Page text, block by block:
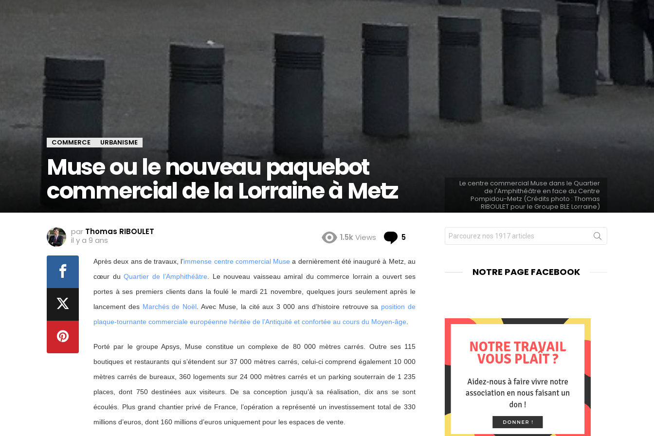
COMMERCE URBANISME
Muse ou le nouveau paquebot
commercial de la Lorraine à Metz
Le centre commercial Muse dans le Quartier
de l'Amphithéâtre en face du Centre
Pompidou-Metz (Crédits photo : Thomas
RIBOULET pour le Groupe BLE Lorraine)
par Thomas RIBOULET
il y a 9 ans
1.5kViews 5 Comments
Après deux ans de travaux, l’immense centre commercial Muse a dernièrement été inauguré à Metz, au
cœur du Quartier de l’Amphithéâtre. Le nouveau vaisseau amiral du commerce lorrain a ouvert ses
portes à ses premiers clients dans la foulé le mardi 21 novembre, quelques jours seulement après le
lancement des Marchés de Noël. Avec Muse, la cité aux 3 000 ans d’histoire retrouve sa position de
plaque-tournante commerciale européenne héritée de l’Antiquité et confortée au cours du Moyen-âge.
Porté par le groupe Apsys, Muse constitue un complexe de 80 000 mètres carrés. Outre ses 115
boutiques et restaurants qui s’étendent sur 37 000 mètres carrés, celui-ci comprend également 10 000
mètres carrés de bureaux, 360 logements sur 24 000 mètres carrés et un parking souterrain de 1 235
places, dont 750 destinées aux visiteurs. De sa conception jusqu’à sa réalisation, dix ans se sont
écoulés. Plus grand chantier privé de France, l’opération a représenté un investissement total de 330
millions d’euros, dont 160 millions d’euros uniquement pour les espaces de vente.
Chercher
pour
NOTRE PAGE FACEBOOK